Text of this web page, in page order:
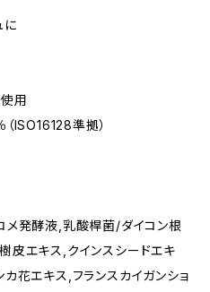
に
用
ISO16128準拠）
メ発酵液,乳酸桿菌/ダイコン根
皮エキス,クインスシードエキ
花エキス,フランスカイガンショ